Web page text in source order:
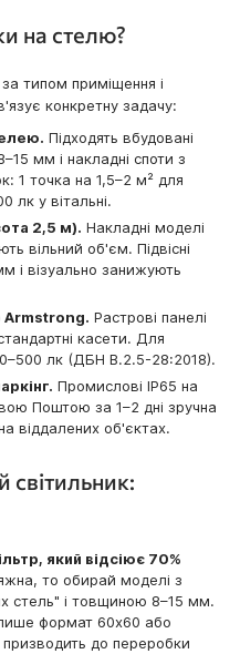
на стелю?
типом приміщення і
конкретну задачу:
Підходять вбудовані
мм і накладні споти з
1 точка на 1,5–2 м² для
лк у вітальні.
2,5 м). Накладні моделі
вільний об'єм. Підвісні
і візуально занижують
Armstrong. Растрові панелі
касети. Для
лк (ДБН В.2.5-28:2018).
Промислові IP65 на
Поштою за 1–2 дні зручна
віддалених об'єктах.
світильник:
який відсіює 70%
то обирай моделі з
стель" і товщиною 8–15 мм.
формат 60x60 або
призводить до переробки